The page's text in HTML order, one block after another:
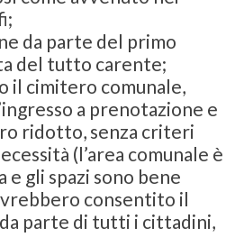
da parte del primo
del tutto carente;
il cimitero comunale,
a prenotazione e
ridotto, senza criteri
(l’area comunale è
e gli spazi sono bene
consentito il
parte di tutti i cittadini,